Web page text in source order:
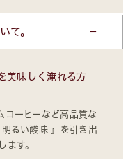
て。
美味しく淹れる方
コーヒーなど高品質な
るい酸味 』を引き出
ます。